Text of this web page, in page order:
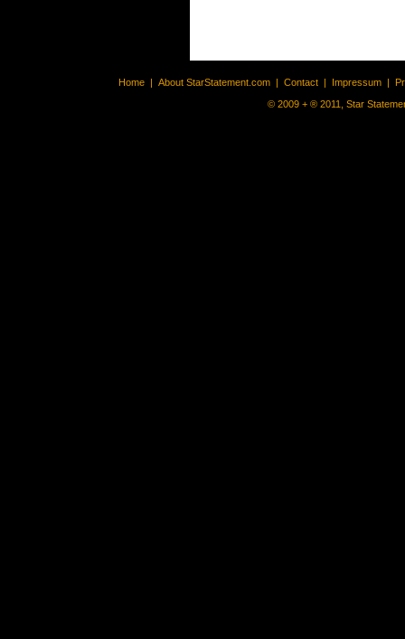
Home | About StarStatement.com | Contact | Impressum |
© 2009 + ® 2011, Star